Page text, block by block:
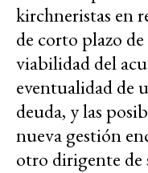
kirchneristas en
de corto plazo
viabilidad del
eventualidad de
deuda, y las
nueva gestión
otro dirigente